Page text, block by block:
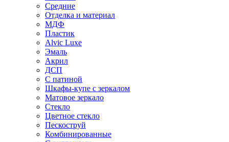
Средние
Отделка и материал
МДФ
Пластик
Alvic Luxe
Эмаль
Акрил
ДСП
С патиной
Шкафы-купе с зеркалом
Матовое зеркало
Стекло
Цветное стекло
Пескоструй
Комбинированные